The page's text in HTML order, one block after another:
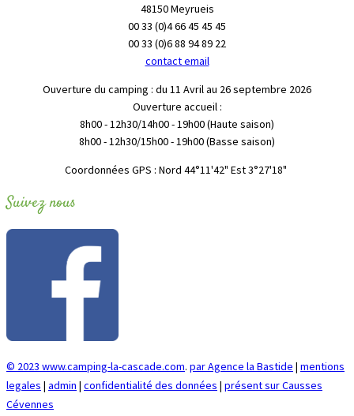
48150 Meyrueis
00 33 (0)4 66 45 45 45
00 33 (0)6 88 94 89 22
contact email
Ouverture du camping : du 11 Avril au 26 septembre 2026
Ouverture accueil :
8h00 - 12h30/14h00 - 19h00 (Haute saison)
8h00 - 12h30/15h00 - 19h00 (Basse saison)
"Coordonnées GPS : Nord 44°11'42" Est 3°27'18
Suivez nous
© 2023 www.camping-la-cascade.com. par Agence la Bastide | mentions
legales | admin | confidentialité des données | présent sur Causses
Cévennes